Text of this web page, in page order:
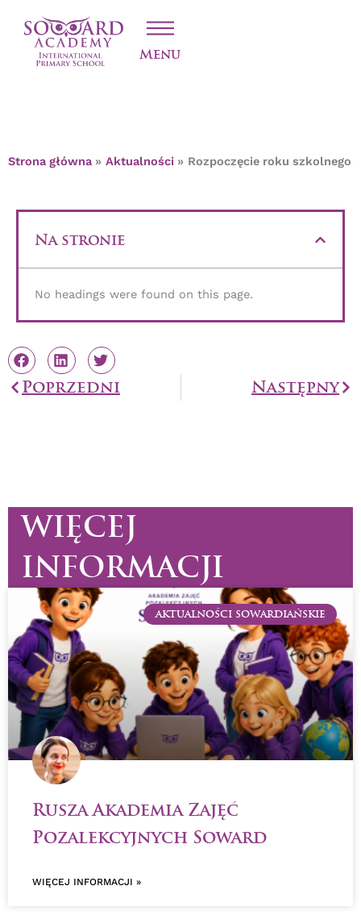
Menu
ROZPOCZĘCIE
ROKU SZKOLNEGO
Strona główna Aktualności Rozpoczęcie roku szkolnego
Na stronie
No headings were found on this page.
PrevPoprzedni Następny
WIĘCEJ
INFORMACJI
AKTUALNOŚCI SOWARDIAŃSKIE
Rusza Akademia Zajęć
Pozalekcyjnych Soward
WIĘCEJ INFORMACJI »